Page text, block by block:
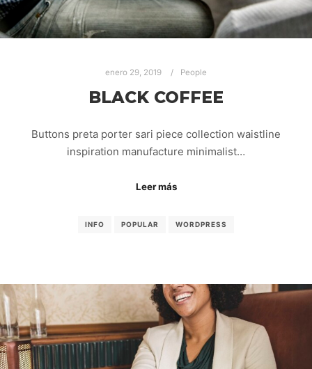
enero 29, 2019 People
BLACK COFFEE
Buttons preta porter sari piece collection waistline
inspiration manufacture minimalist…
Leer más
INFO POPULAR WORDPRESS